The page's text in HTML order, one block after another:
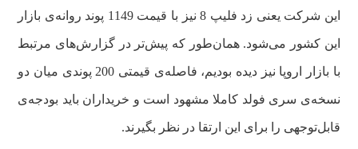
این شرکت یعنی زد فلیپ 8 نیز با قیمت 1149 پوند روانه‌ی بازار
این کشور می‌شود. همان‌طور که پیش‌تر در گزارش‌های مرتبط
با بازار اروپا نیز دیده بودیم، فاصله‌ی قیمتی 200 پوندی میان دو
نسخه‌ی سری فولد کاملا مشهود است و خریداران باید بودجه‌ی
قابل‌توجهی را برای این ارتقا در نظر بگیرند.